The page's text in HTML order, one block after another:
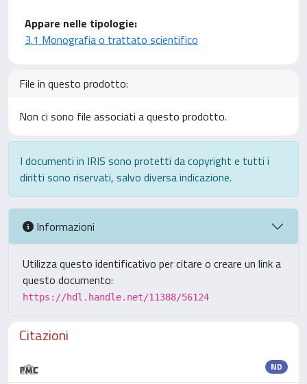
Appare nelle tipologie:
3.1 Monografia o trattato scientifico
File in questo prodotto:
Non ci sono file associati a questo prodotto.
I documenti in IRIS sono protetti da copyright e tutti i
diritti sono riservati, salvo diversa indicazione.
Informazioni
Utilizza questo identificativo per citare o creare un link a
questo documento:
https://hdl.handle.net/11388/56124
Citazioni
ND